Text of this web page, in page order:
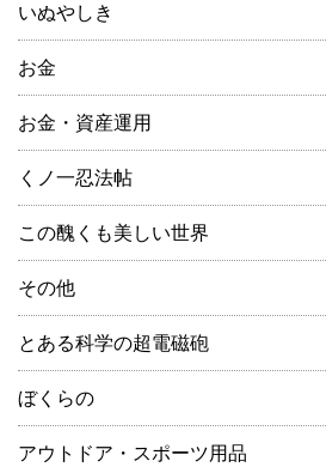
いぬやしき
お金
お金・資産運用
くノ一忍法帖
この醜くも美しい世界
その他
とある科学の超電磁砲
ぼくらの
アウトドア・スポーツ用品